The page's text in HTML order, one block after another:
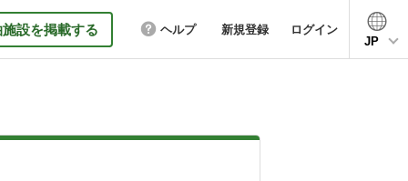
設を掲載する ヘルプ 新規登録
ログイン
JP